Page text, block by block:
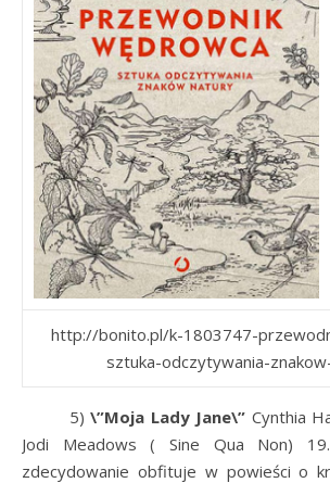
http://bonito.pl/k-1803747-
sztuka-odczytywania-
5)\”Moja Lady Jane\” Cynthia
Jodi Meadows (
Sine Qua Non)
zdecydowanie obfituje w powieści o